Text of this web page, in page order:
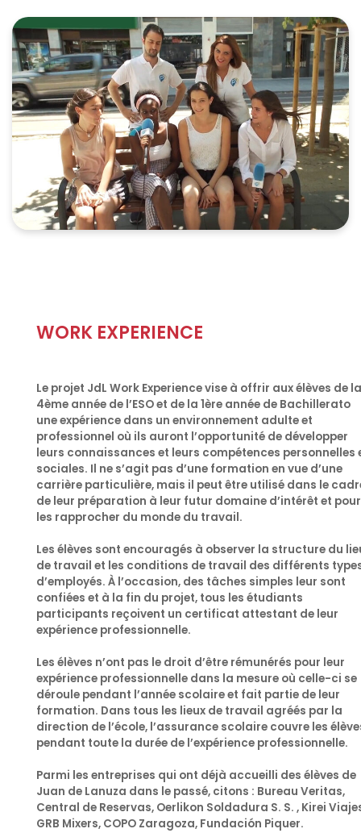
WORK EXPERIENCE
Le projet JdL Work Experiencevise à offrir aux élèves de la
4ème année de l’ESO et de la 1ère année de Bachillerato
une expérience dans un environnement adulte et
professionnel où ils auront l’opportunité de développer
leurs connaissances et leurs compétences personnelles
sociales. Il ne s’agit pas d’une formation en vue d’une
carrière particulière, mais il peut être utilisé dans le
de leur préparation à leur futur domaine d’intérêt et pour
les rapprocher du monde du travail.
Les élèves sont encouragés à observer la structure du
de travail et les conditions de travail des différents
d’employés. À l’occasion, des tâches simples leur sont
confiées et à la fin du projet, tous les étudiants
participants reçoivent un certificat attestant de leur
expérience professionnelle.
Les élèves n’ont pas le droit d’être rémunérés pour leur
expérience professionnelle dans la mesure où celle-ci se
déroule pendant l’année scolaire et fait partie de leur
formation. Dans tous les lieux de travail agréés par la
direction de l’école, l’assurance scolaire couvre les
pendant toute la durée de l’expérience professionnelle.
Parmi les entreprises qui ont déjà accueilli des élèves de
Juan de Lanuza dans le passé, citons : Bureau Veritas,
Central de Reservas, Oerlikon Soldadura S. S. , Kirei
GRB Mixers, COPO Zaragoza, Fundación Piquer.